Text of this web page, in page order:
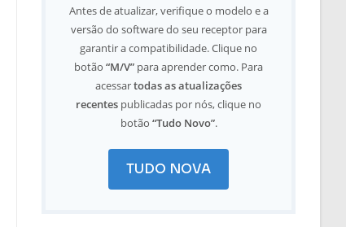
Antes de atualizar, verifique o modelo e a
versão do software do seu receptor para
garantir a compatibilidade. Clique no
botão“M/V” para aprender como. Para
acessartodas as atualizações
recentes publicadas por nós, clique no
botão “Tudo Novo”.
TUDO NOVA